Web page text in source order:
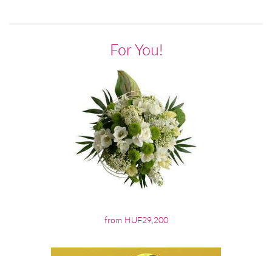
For You!
from HUF29,200